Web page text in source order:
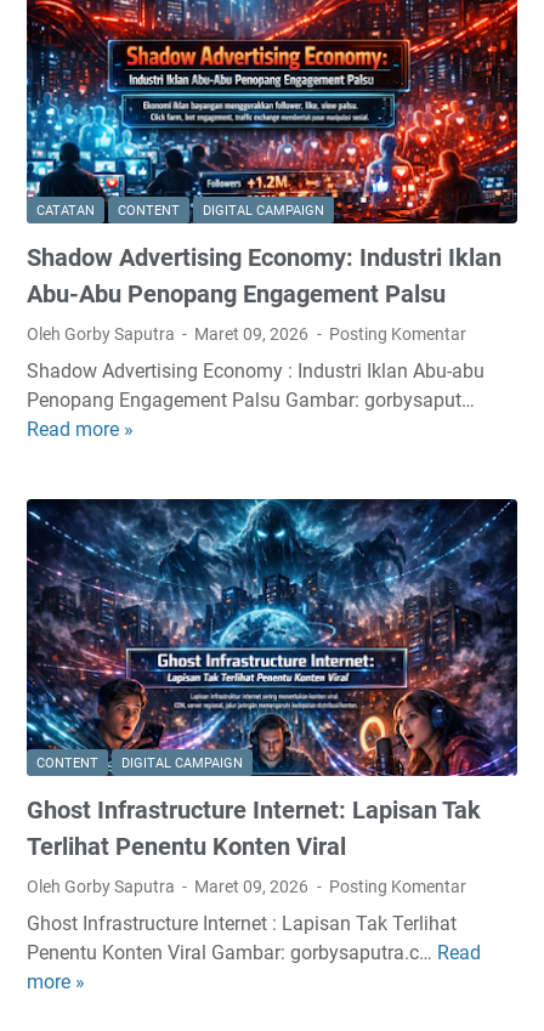
m
:
M
e
n
g
a
p
a
H
n
y
a
S
i
k
i
t
A
k
u
n
M
e
n
j
d
i
S
o
k
e
r
E
c
o
n
o
m
:
I
n
f
s
t
r
u
k
t
u
r
T
a
k
T
r
l
i
CATATAN CONTENT DIGITAL CAMPAIGN
Shadow Advertising Economy: Industri Iklan
Abu-Abu Penopang Engagement Palsu
Oleh Gorby Saputra Maret 09, 2026 Posting Komentar
Shadow Advertising Economy : Industri Iklan Abu-abu
Penopang Engagement Palsu Gambar: gorbysaput…
Read more »
d
o
w
A
d
v
e
r
t
i
s
i
g
E
c
CONTENT DIGITAL CAMPAIGN
Ghost Infrastructure Internet: Lapisan Tak
Terlihat Penentu Konten Viral
Oleh Gorby Saputra Maret 09, 2026 Posting Komentar
Ghost Infrastructure Internet : Lapisan Tak Terlihat
Penentu Konten Viral Gambar: gorbysaputra.c… Read
more »
G